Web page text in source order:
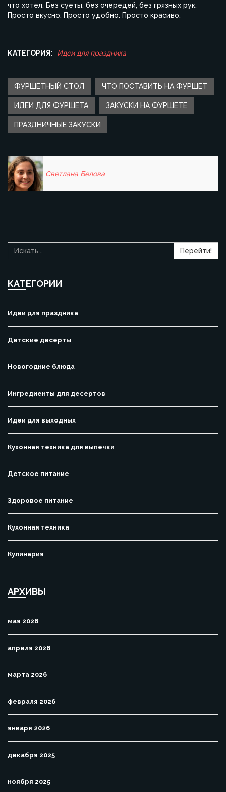
что хотел. Без суеты, без очередей, без грязных рук.
Просто вкусно. Просто удобно. Просто красиво.
КАТЕГОРИЯ: Идеи для праздника
ФУРШЕТНЫЙ СТОЛ ЧТО ПОСТАВИТЬ НА ФУРШЕТ
ИДЕИ ДЛЯ ФУРШЕТА ЗАКУСКИ НА ФУРШЕТЕ
ПРАЗДНИЧНЫЕ ЗАКУСКИ
Светлана Белова
Перейти!
КАТЕГОРИИ
Идеи для праздника
Детские десерты
Новогодние блюда
Ингредиенты для десертов
Идеи для выходных
Кухонная техника для выпечки
Детское питание
Здоровое питание
Кухонная техника
Кулинария
АРХИВЫ
мая 2026
апреля 2026
марта 2026
февраля 2026
января 2026
декабря 2025
ноября 2025